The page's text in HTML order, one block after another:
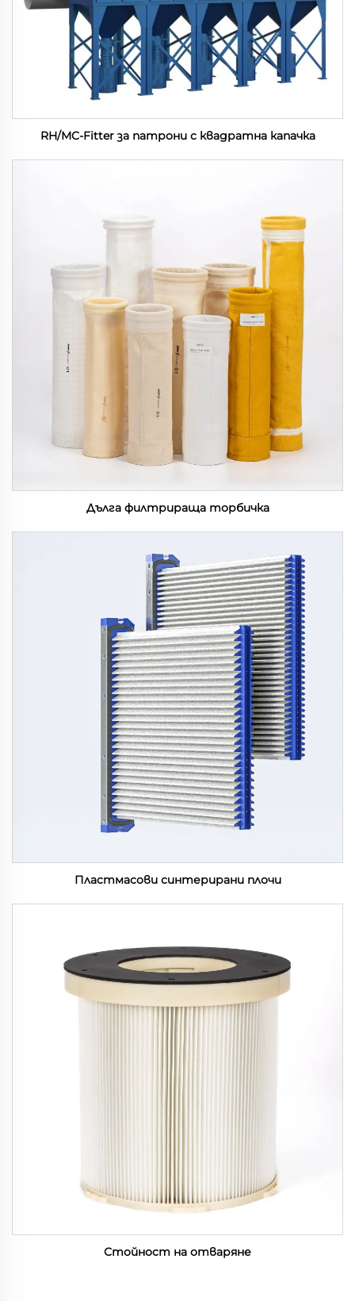
RH/MC-Fitter за патрони с квадратна капачка
Дълга филтрираща торбичка
Пластмасови синтерирани плочи
Стойност на отваряне